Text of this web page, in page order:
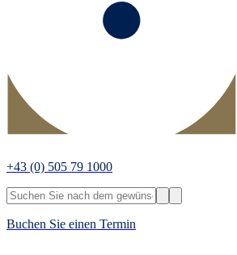
+43 (0) 505 79 1000
Buchen Sie einen Termin